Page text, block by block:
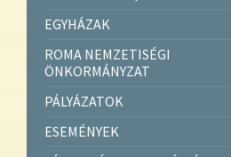
EGYHÁZAK
ROMA NEMZETISÉGI
ÖNKORMÁNYZAT
PÁLYÁZATOK
ESEMÉNYEK